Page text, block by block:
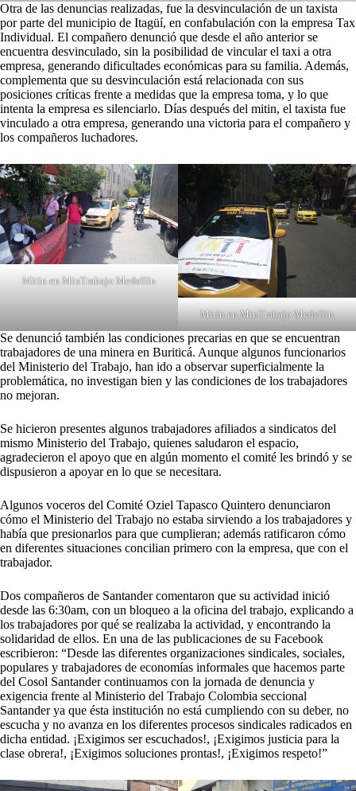
Otra de las denuncias realizadas, fue la desvinculación de un taxista
por parte del municipio de Itagüí, en confabulación con la empresa Tax
Individual. El compañero denunció que desde el año anterior se
encuentra desvinculado, sin la posibilidad de vincular el taxi a otra
empresa, generando dificultades económicas para su familia. Además,
complementa que su desvinculación está relacionada con sus
posiciones críticas frente a medidas que la empresa toma, y lo que
intenta la empresa es silenciarlo. Días después del mitin, el taxista fue
vinculado a otra empresa, generando una victoria para el compañero y
los compañeros luchadores.
Mitin en MinTrabajo Medellín
Mitin en MinTrabajo Medellín
Se denunció también las condiciones precarias en que se encuentran
trabajadores de una minera en Buriticá. Aunque algunos funcionarios
del Ministerio del Trabajo, han ido a observar superficialmente la
problemática, no investigan bien y las condiciones de los trabajadores
no mejoran.
Se hicieron presentes algunos trabajadores afiliados a sindicatos del
mismo Ministerio del Trabajo, quienes saludaron el espacio,
agradecieron el apoyo que en algún momento el comité les brindó y se
dispusieron a apoyar en lo que se necesitara.
Algunos voceros del Comité Oziel Tapasco Quintero denunciaron
cómo el Ministerio del Trabajo no estaba sirviendo a los trabajadores y
había que presionarlos para que cumplieran; además ratificaron cómo
en diferentes situaciones concilian primero con la empresa, que con el
trabajador.
Dos compañeros de Santander comentaron que su actividad inició
desde las 6:30am, con un bloqueo a la oficina del trabajo, explicando a
los trabajadores por qué se realizaba la actividad, y encontrando la
solidaridad de ellos. En una de las publicaciones de su Facebook
escribieron: “Desde las diferentes organizaciones sindicales, sociales,
populares y trabajadores de economías informales que hacemos parte
del Cosol Santander continuamos con la jornada de denuncia y
exigencia frente al Ministerio del Trabajo Colombia seccional
Santander ya que ésta institución no está cumpliendo con su deber, no
escucha y no avanza en los diferentes procesos sindicales radicados en
dicha entidad. ¡Exigimos ser escuchados!, ¡Exigimos justicia para la
clase obrera!, ¡Exigimos soluciones prontas!, ¡Exigimos respeto!”